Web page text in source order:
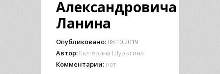
Александровича
Ланина
Опубликовано: 08.10.2019
Автор: Екатерина Шурыгина
Комментарии: нет